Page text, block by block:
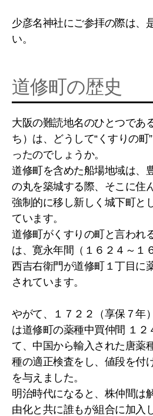
少彦名神社にご参拝の際は、
い。
道修町の歴史
大阪の難読地名のひとつであ
ち）は、どうして“くすりの町
ったのでしょうか。
道修町を含めた船場地域は、
の丸を築城する際、そこに住
強制的に移し新しく城下町と
ています。
道修町がくすりの町と言われ
は、寛永年間（１６２４～１
西吉右衛門が道修町１丁目に
されています。
やがて、１７２２（享保７年
は道修町の薬種中買仲間 １２
て、中国から輸入された唐薬
種の適正検査をし、値段を付
を与えました。
明治時代になると、株仲間は
由化と共に誰もが組合に加入